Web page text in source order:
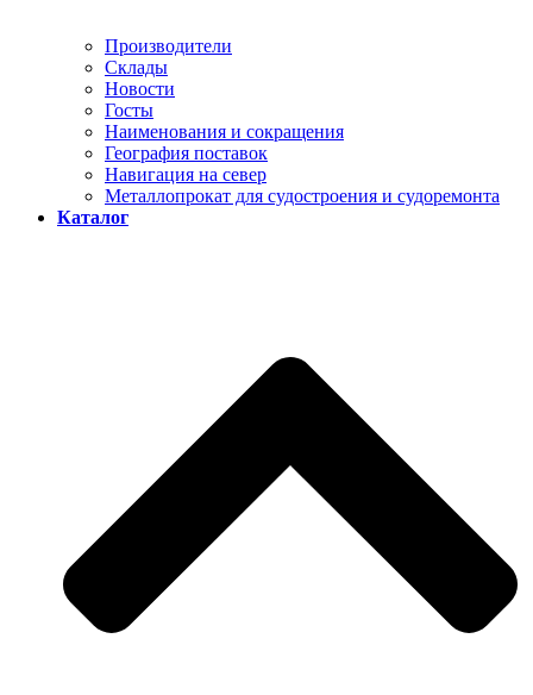
Производители
Склады
Новости
Госты
Наименования и сокращения
География поставок
Навигация на север
Металлопрокат для судостроения и судоремонта
Каталог